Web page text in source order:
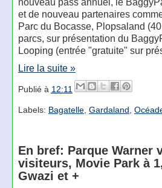
et de nouveau partenaires
Parc du Bocasse, Plopsaland
parcs, sur présentation du
Looping (entrée "gratuite" sur
Lire la suite »
Publié à 12:11
Labels: Bagatelle, Gardaland
En bref: Parque Warner
visiteurs, Movie Park à
Gwazi et +